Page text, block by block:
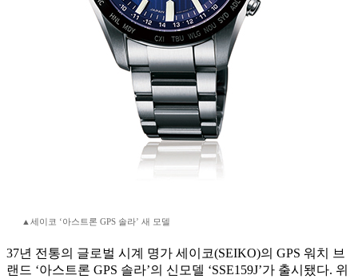
▲세이코 ‘아스트론 GPS 솔라’ 새 모델
37년 전통의 글로벌 시계 명가 세이코(SEIKO)의 GPS 워치 브
랜드 ‘아스트론 GPS 솔라’의 신모델 ‘SSE159J’가 출시됐다. 위